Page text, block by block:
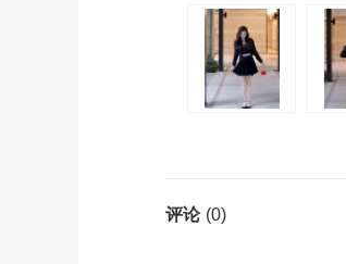
评论 (0)